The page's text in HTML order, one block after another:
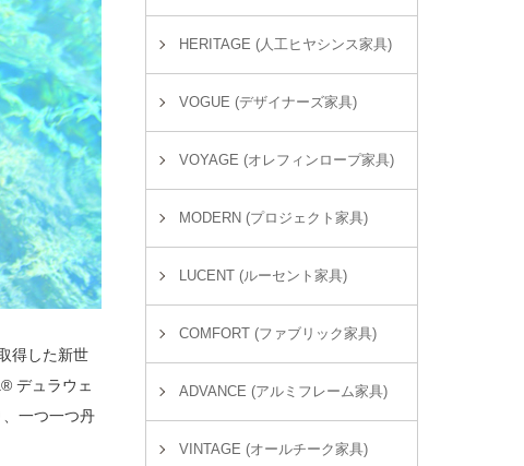
得した新世
デュラウェ
一つ一つ丹
HERITAGE (人工ヒヤシンス家具)
VOGUE (デザイナーズ家具)
VOYAGE (オレフィンロープ家具)
MODERN (プロジェクト家具)
LUCENT (ルーセント家具)
COMFORT (ファブリック家具)
ADVANCE (アルミフレーム家具)
VINTAGE (オールチーク家具)